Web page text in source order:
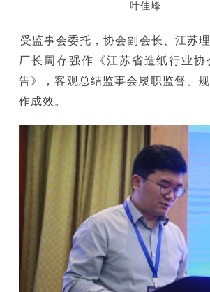
叶佳峰
监事会委托，协会副会长、江苏理
厂长周存强作《江苏省造纸行业协
告》，客观总结监事会履职监督、
作成效。